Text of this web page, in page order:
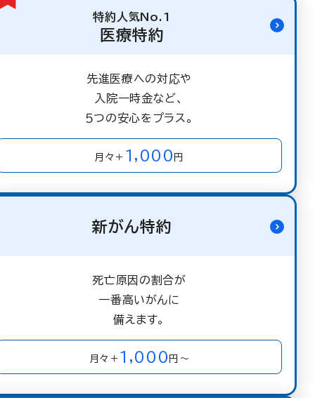
特約人気No.1
医療特約
先進医療への対応や
入院一時金など、
５つの安心をプラス。
月々＋ 1,000 円
新がん特約
死亡原因の割合が
一番高いがんに
備えます。
月々＋ 1,000 円～